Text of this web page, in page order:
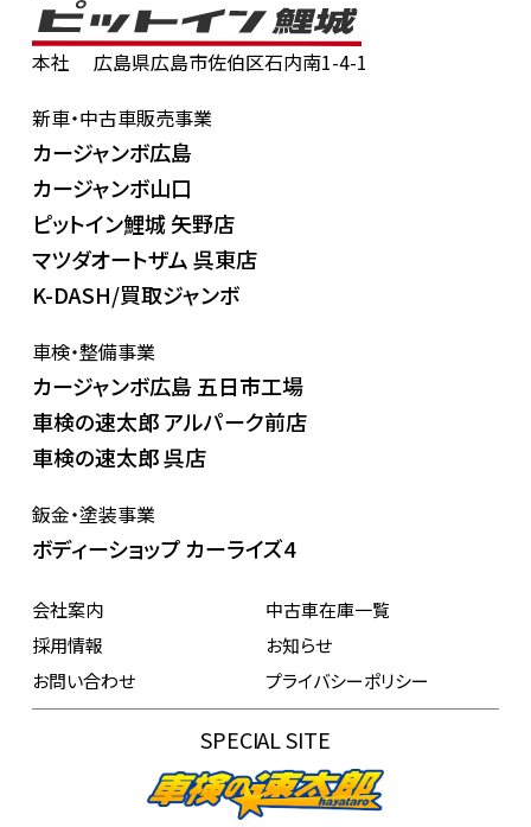
本社
広島県広島市佐伯区石内南1-4-1
新車・中古車販売事業
カージャンボ広島
カージャンボ山口
ピットイン鯉城 矢野店
マツダオートザム 呉東店
K-DASH/買取ジャンボ
車検・整備事業
カージャンボ広島 五日市工場
車検の速太郎 アルパーク前店
車検の速太郎 呉店
鈑金・塗装事業
ボディーショップ カーライズ4
会社案内
中古車在庫一覧
採用情報
お知らせ
お問い合わせ
プライバシーポリシー
SPECIAL SITE